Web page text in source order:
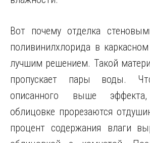
Вот почему отделка
поливинилхлорида в
лучшим решением. Такой
пропускает пары воды.
описанного выше
облицовке прорезаются
процент содержания влаги